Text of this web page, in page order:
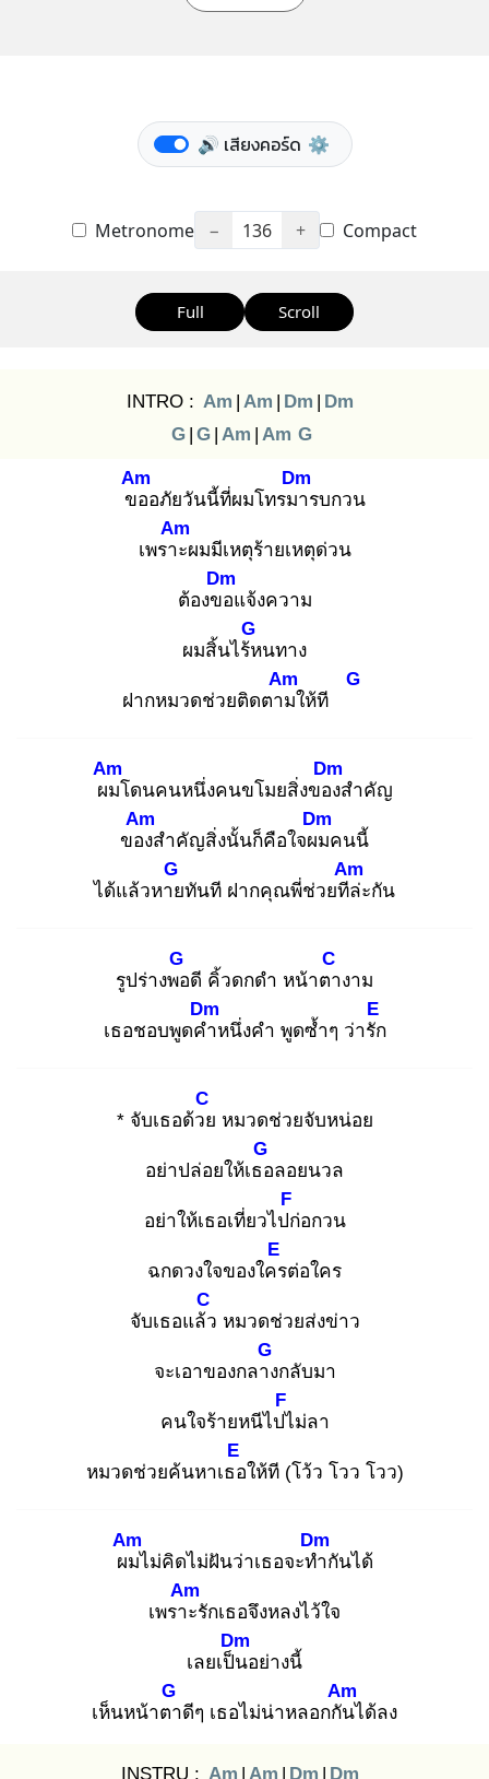
🔊 เสียงคอร์ด ⚙️
Metronome − 136 + Compact
Full Scroll
INTRO : Am | Am | Dm | Dm
G | G | Am | Am G
ขอ
Am
อภัยวันนี้ที่ผมโทรมา
Dm
รบกวน
เพราะ
Am
ผมมีเหตุร้ายเหตุด่วน
ต้องขอ
Dm
แจ้งความ
ผมสิ้นไร้ห
G
นทาง
ฝากหมวดช่วยติดตาม
Am
ให้ที
G
ผม
Am
โดนคนหนึ่งคนขโมยสิ่งของ
Dm
สำคัญ
ของ
Am
สำคัญสิ่งนั้นก็คือใจผม
Dm
คนนี้
ได้แล้วหาย
G
ทันที ฝากคุณพี่ช่วยทีล่
Am
ะกัน
รูปร่างพอ
G
ดี คิ้วดกดำ หน้าตา
C
งาม
เธอชอบพูดคำ
Dm
หนึ่งคำ พูดซ้ำๆ ว่ารัก
E
* จับเธอด้วย
C
หมวดช่วยจับหน่อย
อย่าปล่อยให้เธอ
G
ลอยนวล
อย่าให้เธอเที่ยวไปก่
F
อกวน
ฉกดวงใจของใคร
E
ต่อใคร
จับเธอแล้ว
C
หมวดช่วยส่งข่าว
จะเอาของกลาง
G
กลับมา
คนใจร้ายหนีไปไ
F
ม่ลา
หมวดช่วยค้นหาเธอ
E
ให้ที (โว้ว โวว โวว)
ผม
Am
ไม่คิดไม่ฝันว่าเธอจะทำ
Dm
กันได้
เพราะ
Am
รักเธอจึงหลงไว้ใจ
เลยเป็น
Dm
อย่างนี้
เห็นหน้าตา
G
ดีๆ เธอไม่น่าหลอกกัน
Am
ได้ลง
INSTRU : Am | Am | Dm | Dm